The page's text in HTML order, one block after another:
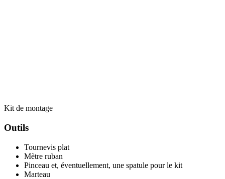
Kit de montage
Outils
Tournevis plat
Mètre ruban
Pinceau et, éventuellement, une spatule pour le kit
Marteau